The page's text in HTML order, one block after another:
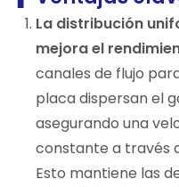
La distribución
mejora el
canales de flujo
placa dispersan el
asegurando una
constante a través
Esto mantiene las